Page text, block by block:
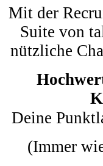
Mit der
Suite von
nützliche
Deine
(Immer